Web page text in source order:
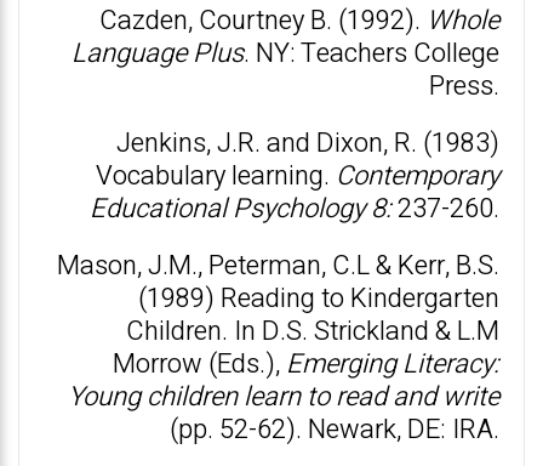
Cazden, Courtney B. (1992). Whole
Language Plus. NY: Teachers College
Press.
Jenkins, J.R. and Dixon, R. (1983)
Vocabulary learning. Contemporary
Educational Psychology 8:237-260.
Mason, J.M., Peterman, C.L & Kerr, B.S.
(1989) Reading to Kindergarten
Children. In D.S. Strickland & L.M
Morrow (Eds.), Emerging Literacy:
Young children learn to read and write
(pp. 52-62). Newark, DE: IRA.